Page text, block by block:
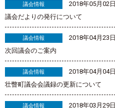
議会情報
2018年05月02日
議会だよりの発行について
議会情報
2018年04月23日
次回議会のご案内
議会情報
2018年04月04日
壮瞥町議会会議録の更新について
議会情報 2018年03月29日